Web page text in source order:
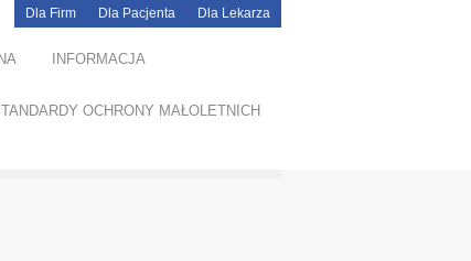
Dla Lekarza
Dla Pacjenta
Dla Firm
INFORMACJA
OCHRONY MAŁOLETNICH